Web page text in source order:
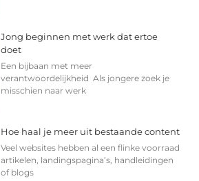
Jong beginnen met werk dat ertoe
doet
Een bijbaan met meer
verantwoordelijkheid Als jongere zoek je
misschien naar werk
Hoe haal je meer uit bestaande content
Veel websites hebben al een flinke voorraad
artikelen, landingspagina’s, handleidingen
of blogs